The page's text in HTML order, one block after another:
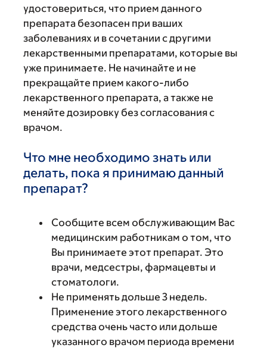
удостовериться, что прием данного
препарата безопасен при ваших
заболеваниях и в сочетании с другими
лекарственными препаратами, которые вы
уже принимаете. Не начинайте и не
прекращайте прием какого-либо
лекарственного препарата, а также не
меняйте дозировку без согласования с
врачом.
Что мне необходимо знать или
делать, пока я принимаю данный
препарат?
Сообщите всем обслуживающим Вас
медицинским работникам о том, что
Вы принимаете этот препарат. Это
врачи, медсестры, фармацевты и
стоматологи.
Не применять дольше 3 недель.
Применение этого лекарственного
средства очень часто или дольше
указанного врачом периода времени